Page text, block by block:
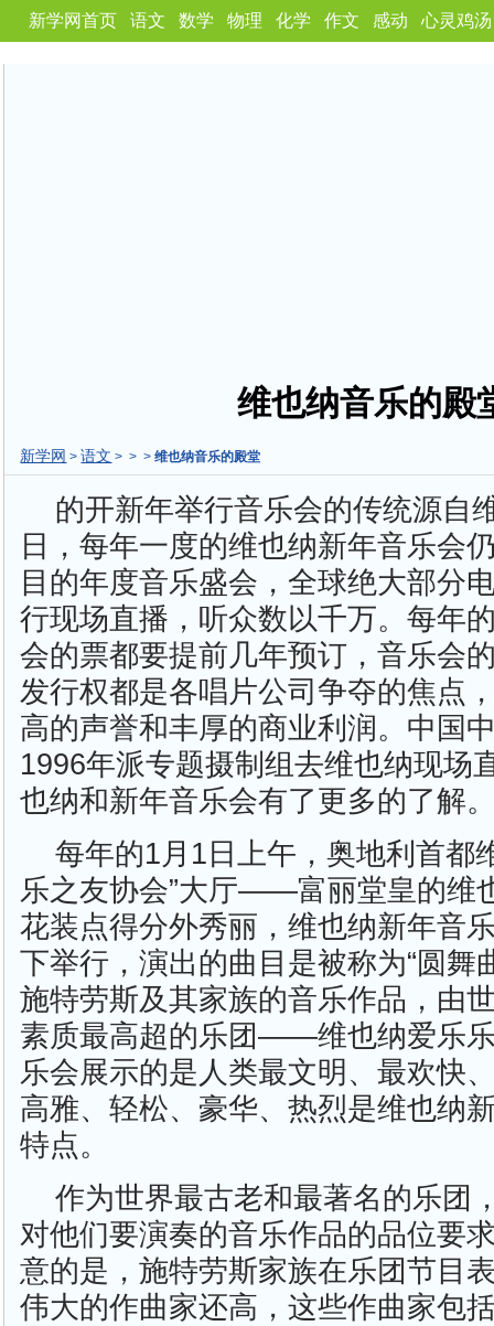
新学网首页 语文 数学 物理 化学 作文 感动 心灵鸡汤
维也纳音乐的殿
新学网 >语文 > > >维也纳音乐的殿堂
的开新年举行音乐会的传统源自
日，每年一度的维也纳新年音乐会
目的年度音乐盛会，全球绝大部分
行现场直播，听众数以千万。每年
会的票都要提前几年预订，音乐会
发行权都是各唱片公司争夺的焦点
高的声誉和丰厚的商业利润。中国
1996年派专题摄制组去维也纳现场
也纳和新年音乐会有了更多的了解
每年的1月1日上午，奥地利首都
乐之友协会”大厅——富丽堂皇的维
花装点得分外秀丽，维也纳新年音
下举行，演出的曲目是被称为“圆舞
施特劳斯及其家族的音乐作品，由
素质最高超的乐团——维也纳爱乐
乐会展示的是人类最文明、最欢快
高雅、轻松、豪华、热烈是维也纳
特点。
作为世界最古老和最著名的乐团
对他们要演奏的音乐作品的品位要
意的是，施特劳斯家族在乐团节目
伟大的作曲家还高，这些作曲家包